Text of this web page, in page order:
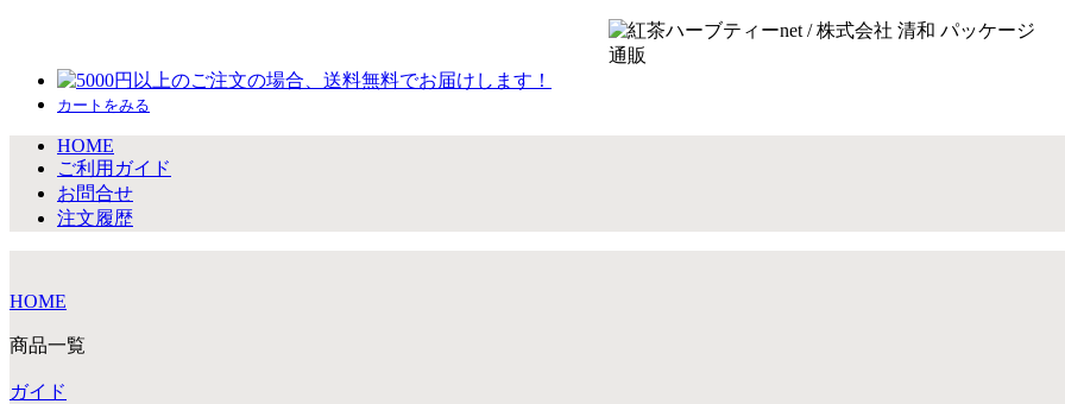
カートをみる
HOME
ご利用ガイド
お問合せ
注文履歴
HOME
商品一覧
ガイド